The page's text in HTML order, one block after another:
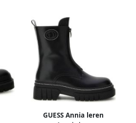
GUESS Annia leren